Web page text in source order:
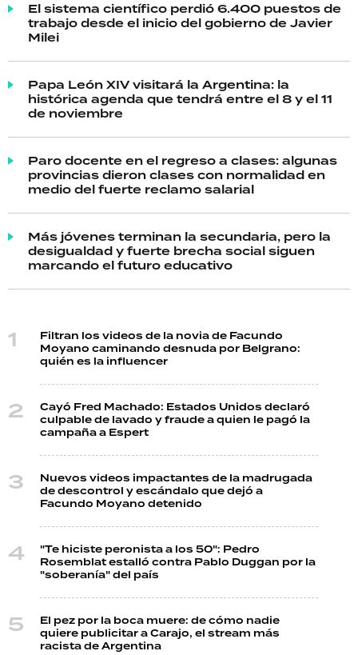
El sistema científico perdió 6.400 puestos de
trabajo desde el inicio del gobierno de Javier
Milei
Papa León XIV visitará la Argentina: la
histórica agenda que tendrá entre el 8 y el 11
de noviembre
Paro docente en el regreso a clases: algunas
provincias dieron clases con normalidad en
medio del fuerte reclamo salarial
Más jóvenes terminan la secundaria, pero la
desigualdad y fuerte brecha social siguen
marcando el futuro educativo
Filtran los videos de la novia de Facundo
Moyano caminando desnuda por Belgrano:
quién es la influencer
Cayó Fred Machado: Estados Unidos declaró
culpable de lavado y fraude a quien le pagó la
campaña a Espert
Nuevos videos impactantes de la madrugada
de descontrol y escándalo que dejó a
Facundo Moyano detenido
"Te hiciste peronista a los 50": Pedro
Rosemblat estalló contra Pablo Duggan por la
"soberanía" del país
El pez por la boca muere: de cómo nadie
quiere publicitar a Carajo, el stream más
racista de Argentina